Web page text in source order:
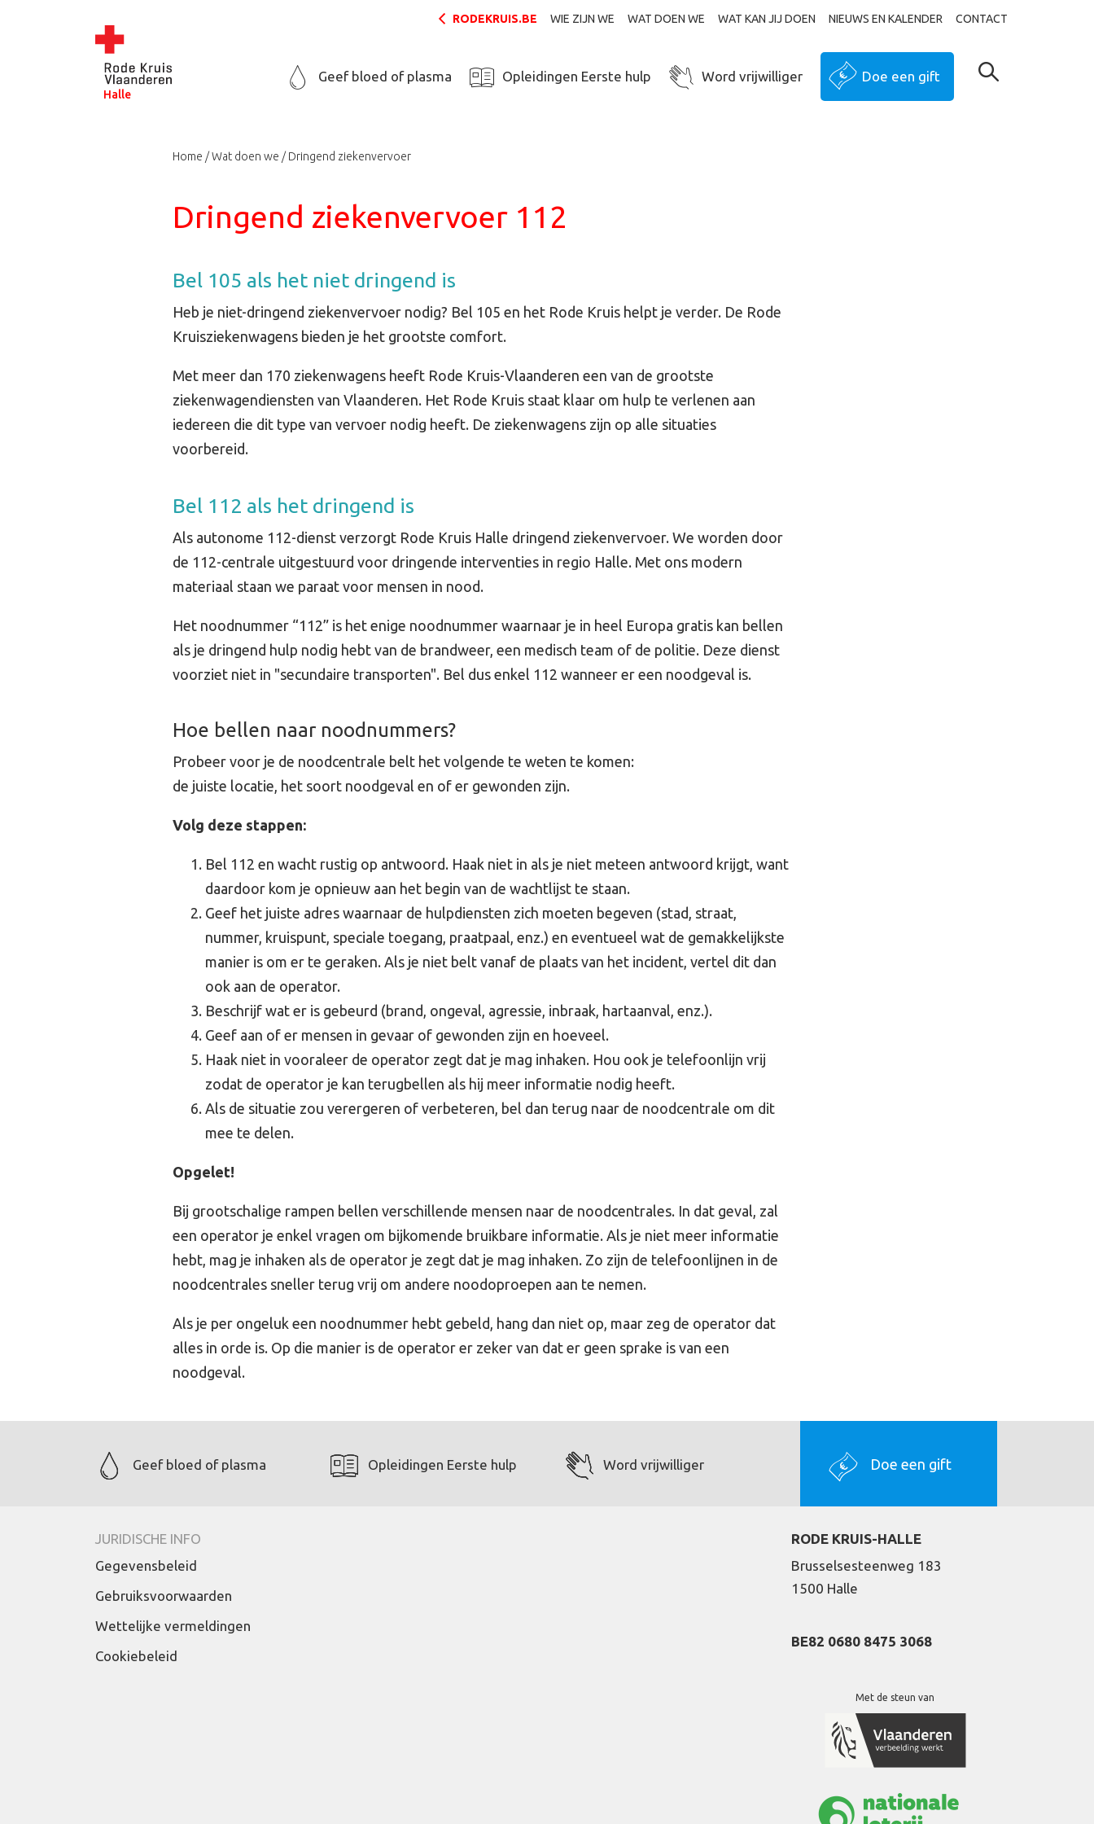
RODEKRUIS.BE WIE ZIJN WE WAT DOEN WE WAT KAN JIJ DOEN NIEUWS EN KALENDER CONTACT
Halle
Geef bloed of plasma Opleidingen Eerste hulp Word vrijwilliger Doe een gift
Home Wat doen we Dringend ziekenvervoer
Dringend ziekenvervoer 112
Bel 105 als het niet dringend is
Heb je niet-dringend ziekenvervoer nodig? Bel 105 en het Rode Kruis helpt je verder. De Rode
Kruisziekenwagens bieden je het grootste comfort.
Met meer dan 170 ziekenwagens heeft Rode Kruis-Vlaanderen een van de grootste
ziekenwagendiensten van Vlaanderen. Het Rode Kruis staat klaar om hulp te verlenen aan
iedereen die dit type van vervoer nodig heeft. De ziekenwagens zijn op alle situaties
voorbereid.
Bel 112 als het dringend is
Als autonome 112-dienst verzorgt Rode Kruis Halle dringend ziekenvervoer. We worden door
de 112-centrale uitgestuurd voor dringende interventies in regio Halle. Met ons modern
materiaal staan we paraat voor mensen in nood.
Het noodnummer “112” is het enige noodnummer waarnaar je in heel Europa gratis kan bellen
als je dringend hulp nodig hebt van de brandweer, een medisch team of de politie. Deze dienst
voorziet niet in "secundaire transporten". Bel dus enkel 112 wanneer er een noodgeval is.
Hoe bellen naar noodnummers?
Probeer voor je de noodcentrale belt het volgende te weten te komen:
de juiste locatie, het soort noodgeval en of er gewonden zijn.
Volg deze stappen:
Bel 112 en wacht rustig op antwoord. Haak niet in als je niet meteen antwoord krijgt, want
daardoor kom je opnieuw aan het begin van de wachtlijst te staan.
Geef het juiste adres waarnaar de hulpdiensten zich moeten begeven (stad, straat,
nummer, kruispunt, speciale toegang, praatpaal, enz.) en eventueel wat de gemakkelijkste
manier is om er te geraken. Als je niet belt vanaf de plaats van het incident, vertel dit dan
ook aan de operator.
Beschrijf wat er is gebeurd (brand, ongeval, agressie, inbraak, hartaanval, enz.).
Geef aan of er mensen in gevaar of gewonden zijn en hoeveel.
Haak niet in vooraleer de operator zegt dat je mag inhaken. Hou ook je telefoonlijn vrij
zodat de operator je kan terugbellen als hij meer informatie nodig heeft.
Als de situatie zou verergeren of verbeteren, bel dan terug naar de noodcentrale om dit
mee te delen.
Opgelet!
Bij grootschalige rampen bellen verschillende mensen naar de noodcentrales. In dat geval, zal
een operator je enkel vragen om bijkomende bruikbare informatie. Als je niet meer informatie
hebt, mag je inhaken als de operator je zegt dat je mag inhaken. Zo zijn de telefoonlijnen in de
noodcentrales sneller terug vrij om andere noodoproepen aan te nemen.
Als je per ongeluk een noodnummer hebt gebeld, hang dan niet op, maar zeg de operator dat
alles in orde is. Op die manier is de operator er zeker van dat er geen sprake is van een
noodgeval.
Geef bloed of plasma Opleidingen Eerste hulp Word vrijwilliger Doe een gift
JURIDISCHE INFO
Gegevensbeleid
Gebruiksvoorwaarden
Wettelijke vermeldingen
Cookiebeleid
RODE KRUIS-HALLE
Brusselsesteenweg 183
1500 Halle
BE82 0680 8475 3068
Met de steun van